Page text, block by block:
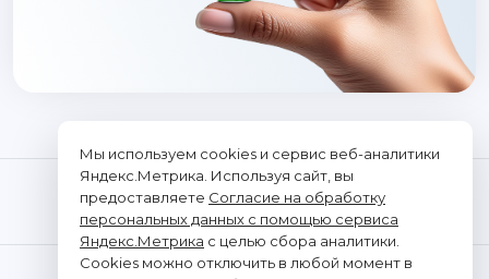
Мы используем cookies и сервис веб-аналитики
Яндекс.Метрика. Используя сайт, вы
предоставляете Согласие на обработку
персональных данных с помощью сервиса
Яндекс.Метрика с целью сбора аналитики.
Cookies можно отключить в любой момент в